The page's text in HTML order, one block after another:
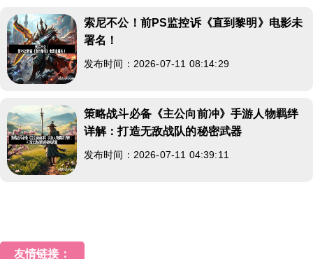
索尼不公！前PS监控诉《直到黎明》电影未
署名！
发布时间：2026-07-11 08:14:29
策略战斗必备《主公向前冲》手游人物羁绊
详解：打造无敌战队的秘密武器
发布时间：2026-07-11 04:39:11
友情链接：